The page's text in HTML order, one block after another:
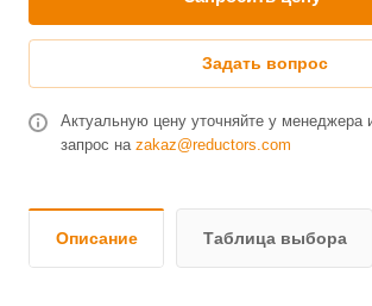
Задать вопрос
Актуальную цену уточняйте у менеджера
запрос на zakaz@reductors.com
Описание Таблица выбора